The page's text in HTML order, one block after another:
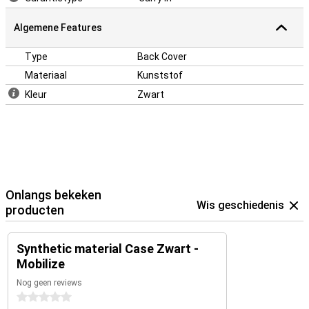
Algemene Features
Type
Back Cover
Materiaal
Kunststof
Kleur
Zwart
Onlangs bekeken
producten
Wis geschiedenis
Synthetic material Case Zwart -
Mobilize
Nog geen reviews
0 sterren